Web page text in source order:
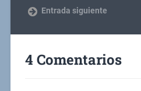
Entrada siguiente
4 Comentarios